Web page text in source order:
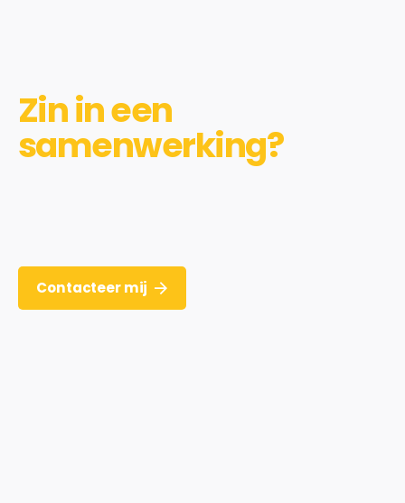
Zin in een
samenwerking?
Contacteer mij